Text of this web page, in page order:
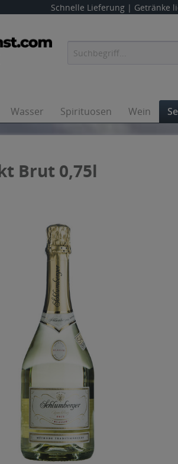
Schnelle Lieferung | Getränke
Wasser Spirituosen Wein
Brut 0,75l